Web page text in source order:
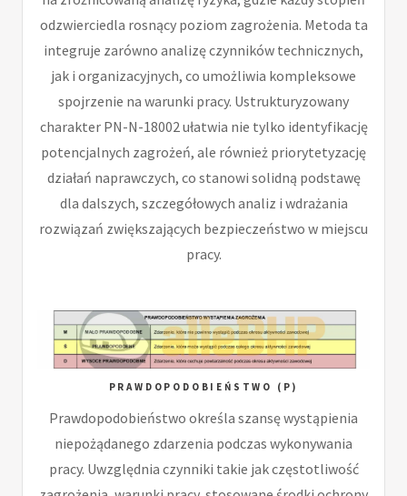
odzwierciedla rosnący poziom zagrożenia. Metoda ta
integruje zarówno analizę czynników technicznych,
jak i organizacyjnych, co umożliwia kompleksowe
spojrzenie na warunki pracy. Ustrukturyzowany
charakter PN-N-18002 ułatwia nie tylko identyfikację
potencjalnych zagrożeń, ale również priorytetyzację
działań naprawczych, co stanowi solidną podstawę
dla dalszych, szczegółowych analiz i wdrażania
rozwiązań zwiększających bezpieczeństwo w miejscu
pracy.
PRAWDOPODOBIEŃSTWO (P)
Prawdopodobieństwo określa szansę wystąpienia
niepożądanego zdarzenia podczas wykonywania
pracy. Uwzględnia czynniki takie jak częstotliwość